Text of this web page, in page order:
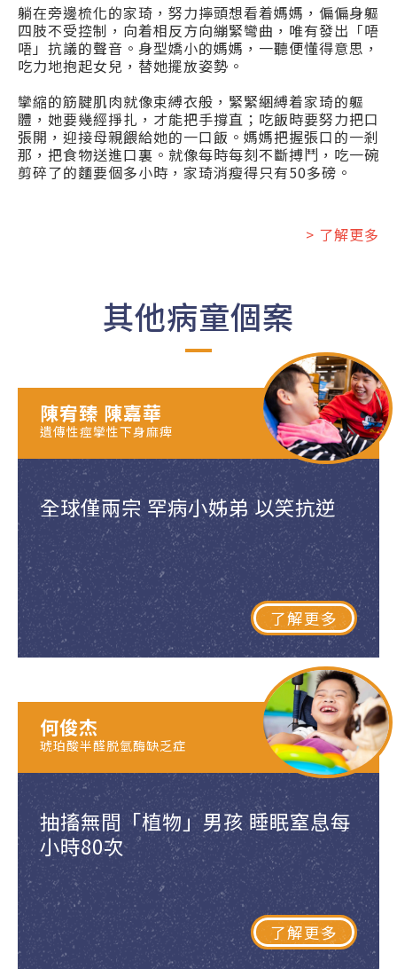
躺在旁邊梳化的家琦，努力擰頭想看着媽媽，偏偏身軀
四肢不受控制，向着相反方向繃緊彎曲，唯有發出「唔
唔」抗議的聲音。身型嬌小的媽媽，一聽便懂得意思，
吃力地抱起女兒，替她擺放姿勢。
攣縮的筋腱肌肉就像束縛衣般，緊緊綑縛着家琦的軀
體，她要幾經掙扎，才能把手撐直；吃飯時要努力把口
張開，迎接母親餵給她的一口飯。媽媽把握張口的一剎
那，把食物送進口裏。就像每時每刻不斷搏鬥，吃一碗
剪碎了的麵要個多小時，家琦消瘦得只有50多磅。
> 了解更多
其他病童個案
全球僅兩宗 罕病小姊弟 以笑抗逆
了解更多
陳宥臻 陳嘉華
遺傳性痙攣性下身麻痺
抽搐無間「植物」男孩 睡眠窒息每
小時80次
了解更多
何俊杰
琥珀酸半醛脱氫酶缺乏症